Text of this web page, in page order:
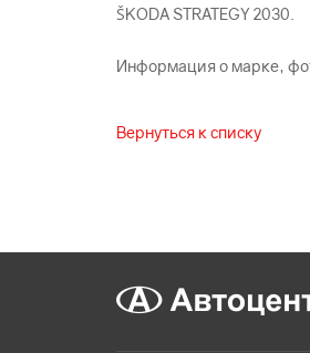
ŠKODА STRATEGY 2030.
Информация о марке,
Вернуться к списку